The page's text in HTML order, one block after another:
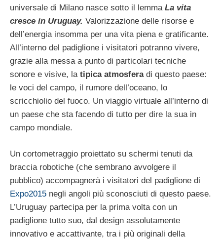
universale di Milano nasce sotto il lemma La vita
cresce in Uruguay. Valorizzazione delle risorse e
dell’energia insomma per una vita piena e gratificante.
All’interno del padiglione i visitatori potranno vivere,
grazie alla messa a punto di particolari tecniche
sonore e visive, la tipica atmosferadi questo paese:
le voci del campo, il rumore dell’oceano, lo
scricchiolio del fuoco. Un viaggio virtuale all’interno di
un paese che sta facendo di tutto per dire la sua in
campo mondiale.
Un cortometraggio proiettato su schermi tenuti da
braccia robotiche (che sembrano avvolgere il
pubblico) accompagnerà i visitatori del padiglione di
Expo2015 negli angoli più sconosciuti di questo paese.
L’Uruguay partecipa per la prima volta con un
padiglione tutto suo, dal design assolutamente
innovativo e accattivante, tra i più originali della